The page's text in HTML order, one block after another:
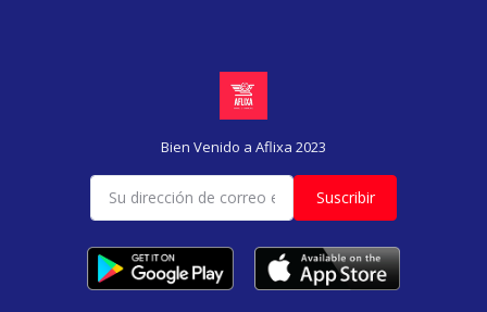
Bien Venido a Aflixa 2023
Suscribir